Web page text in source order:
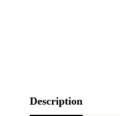
Description